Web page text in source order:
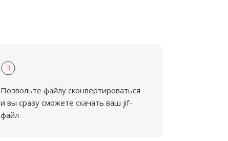
3
Позвольте файлу сконвертироваться
и вы сразу сможете скачать ваш jif-
файл